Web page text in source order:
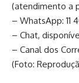
(atendimento a
– WhatsApp: 11
– Chat,
– Canal dos
(Foto: